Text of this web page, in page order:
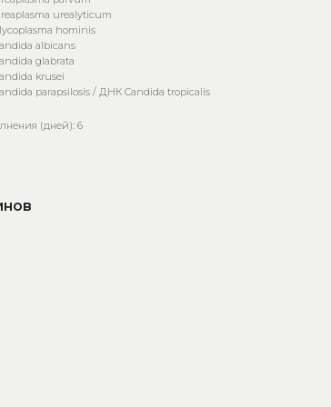
urealyticum
hominis
albicans
glabrata
krusei
parapsilosis / ДНК Candida tropicalis
(дней): 6